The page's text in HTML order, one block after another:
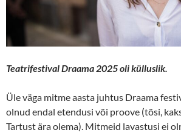
Teatrifestival Draama 2025 oli külluslik.
Üle väga mitme aasta juhtus Draama
olnud endal etendusi või proove (tõsi,
Tartust ära olema). Mitmeid lavastusi ei